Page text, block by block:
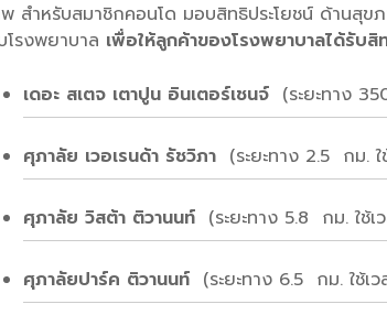
สำหรับสมาชิกคอนโด มอบสิทธิประโยชน์ ด้านสุข
โรงพยาบาล เพื่อให้ลูกค้าของโรงพยาบาลได้รับ
เดอะ สเตจ เตาปูน อินเตอร์เชนจ์ (ระยะทาง
ศุภาลัย เวอเรนด้า รัชวิภา (ระยะทาง 2.5 กม.
ศุภาลัย วิสต้า ติวานนท์ (ระยะทาง 5.8 กม. ใช้เ
ศุภาลัยปาร์ค ติวานนท์ (ระยะทาง 6.5 กม. ใช้เว